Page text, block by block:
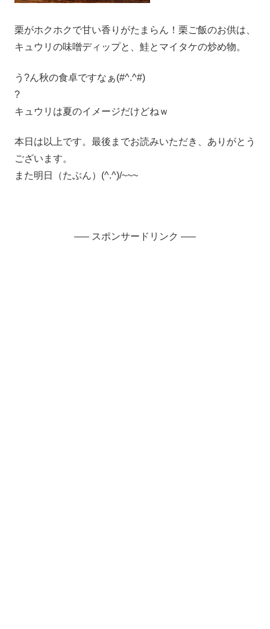
栗がホクホクで甘い香りがたまらん！栗ご飯のお供は、
キュウリの味噌ディップと、鮭とマイタケの炒め物。
う?ん秋の食卓ですなぁ(#^.^#)
?
キュウリは夏のイメージだけどねｗ
本日は以上です。最後までお読みいただき、ありがとう
ございます。
また明日（たぶん）(^.^)/~~~
—– スポンサードリンク —–